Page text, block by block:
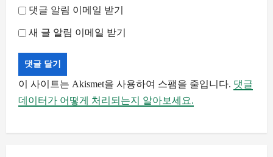
댓글 알림 이메일 받기
새 글 알림 이메일 받기
이 사이트는 Akismet을 사용하여 스팸을 줄입니다. 댓글
데이터가 어떻게 처리되는지 알아보세요.